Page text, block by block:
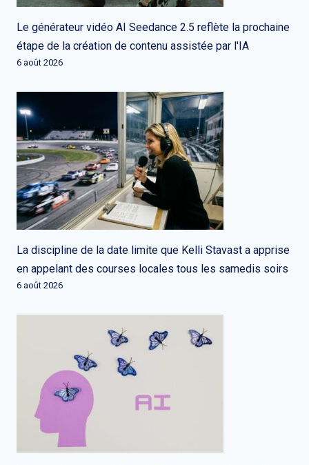
Le générateur vidéo AI Seedance 2.5 reflète la prochaine
étape de la création de contenu assistée par l'IA
6 août 2026
La discipline de la date limite que Kelli Stavast a apprise
en appelant des courses locales tous les samedis soirs
6 août 2026